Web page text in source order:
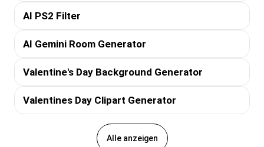
AI PS2 Filter
AI Gemini Room Generator
Valentine's Day Background Generator
Valentines Day Clipart Generator
Alle anzeigen